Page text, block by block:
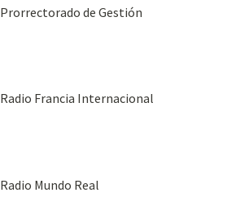
Prorrectorado de Gestión
Radio Francia Internacional
Radio Mundo Real